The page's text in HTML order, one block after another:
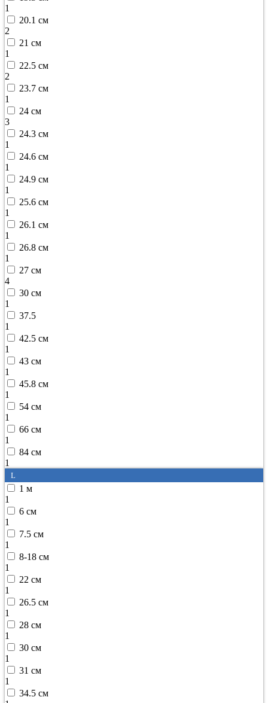
1
20.1 см
2
21 см
1
22.5 см
2
23.7 см
1
24 см
3
24.3 см
1
24.6 см
1
24.9 см
1
25.6 см
1
26.1 см
1
26.8 см
1
27 см
4
30 см
1
37.5
1
42.5 см
1
43 см
1
45.8 см
1
54 см
1
66 см
1
84 см
1
L
1 м
1
6 см
1
7.5 см
1
8-18 см
1
22 см
1
26.5 см
1
28 см
1
30 см
1
31 см
1
34.5 см